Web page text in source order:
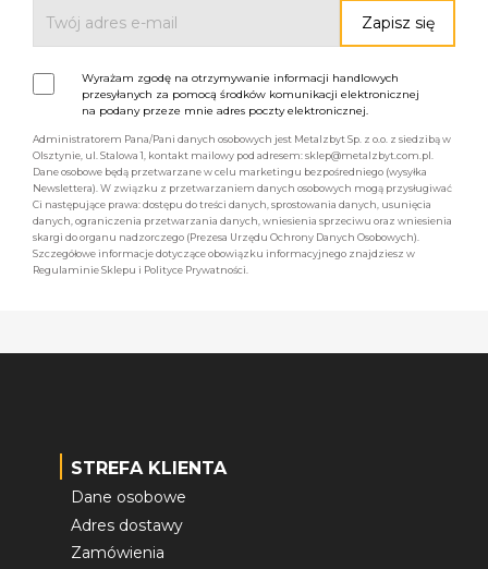
Wyrażam zgodę na otrzymywanie informacji handlowych
przesyłanych za pomocą środków komunikacji elektronicznej
na podany przeze mnie adres poczty elektronicznej.
Administratorem Pana/Pani danych osobowych jest Metalzbyt Sp. z o.o. z siedzibą w
Olsztynie, ul. Stalowa 1, kontakt mailowy pod adresem: sklep@metalzbyt.com.pl.
Dane osobowe będą przetwarzane w celu marketingu bezpośredniego (wysyłka
Newslettera). W związku z przetwarzaniem danych osobowych mogą przysługiwać
Ci następujące prawa: dostępu do treści danych, sprostowania danych, usunięcia
danych, ograniczenia przetwarzania danych, wniesienia sprzeciwu oraz wniesienia
skargi do organu nadzorczego (Prezesa Urzędu Ochrony Danych Osobowych).
Szczegółowe informacje dotyczące obowiązku informacyjnego znajdziesz w
Regulaminie Sklepu i Polityce Prywatności.
STREFA KLIENTA
Dane osobowe
Adres dostawy
Zamówienia